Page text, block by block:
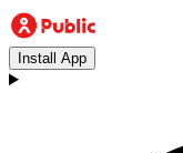
Install App